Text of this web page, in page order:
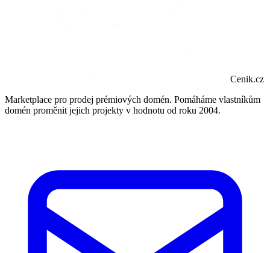
Cenik.cz
Marketplace pro prodej prémiových domén. Pomáháme vlastníkům
domén proměnit jejich projekty v hodnotu od roku 2004.